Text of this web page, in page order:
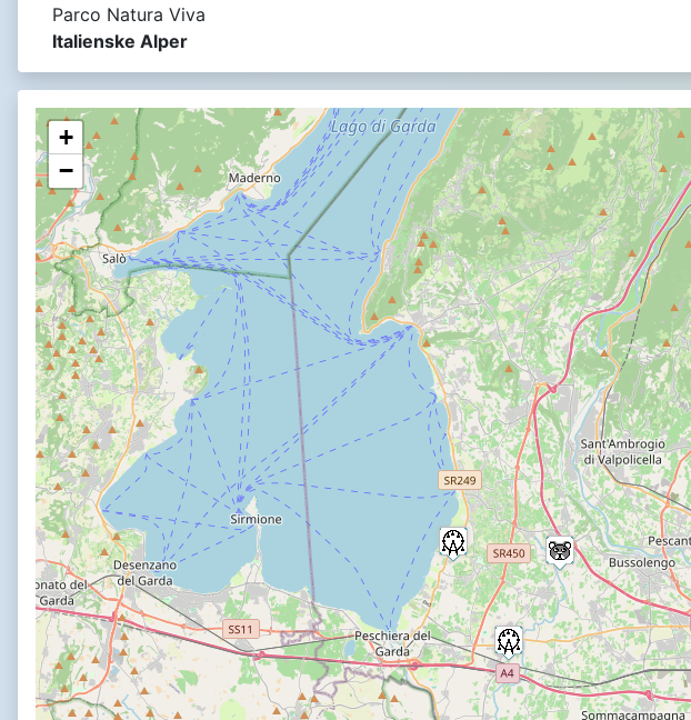
Parco Natura Viva
Italienske Alper
+
−